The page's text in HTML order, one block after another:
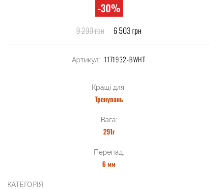
-30%
9 290 грн 6 503 грн
Артикул: 1171932-BWHT
Кращі для:
Тренувань
Вага:
291г
Перепад:
6 мм
КАТЕГОРІЯ